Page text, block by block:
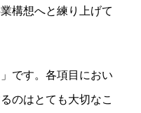
構想へと練り上げて
です。各項目におい
のはとても大切なこ